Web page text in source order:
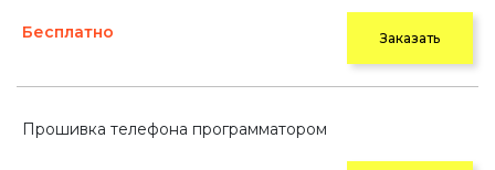
Бесплатно Заказать
Прошивка телефона программатором